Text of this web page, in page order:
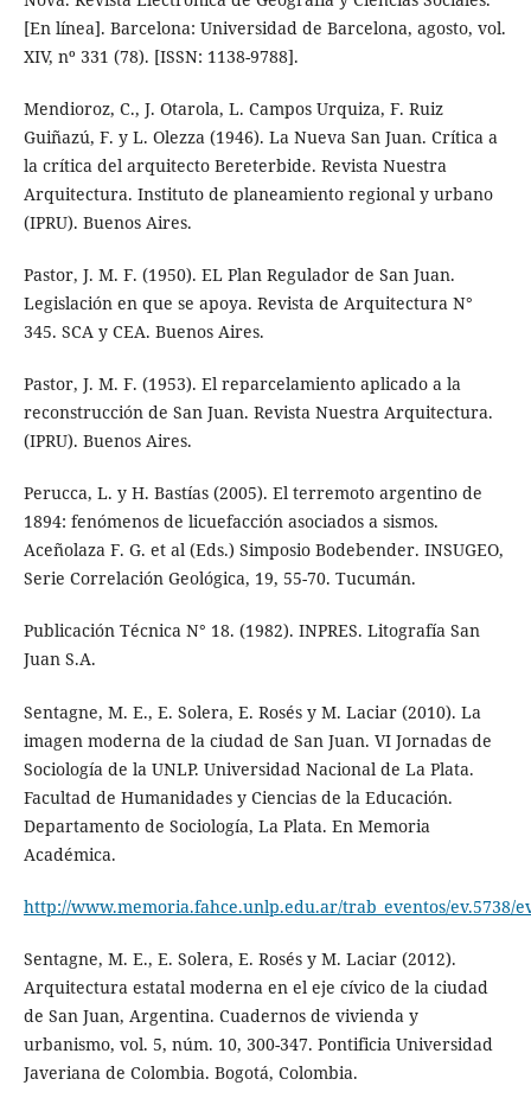
[En línea]. Barcelona: Universidad de Barcelona, agosto, vol.
XIV, nº 331 (78). [ISSN: 1138-9788].
Mendioroz, C., J. Otarola, L. Campos Urquiza, F. Ruiz
Guiñazú, F. y L. Olezza (1946). La Nueva San Juan. Crítica a
la crítica del arquitecto Bereterbide. Revista Nuestra
Arquitectura. Instituto de planeamiento regional y urbano
(IPRU). Buenos Aires.
Pastor, J. M. F. (1950). EL Plan Regulador de San Juan.
Legislación en que se apoya. Revista de Arquitectura N°
345. SCA y CEA. Buenos Aires.
Pastor, J. M. F. (1953). El reparcelamiento aplicado a la
reconstrucción de San Juan. Revista Nuestra Arquitectura.
(IPRU). Buenos Aires.
Perucca, L. y H. Bastías (2005). El terremoto argentino de
1894: fenómenos de licuefacción asociados a sismos.
Aceñolaza F. G. et al (Eds.) Simposio Bodebender. INSUGEO,
Serie Correlación Geológica, 19, 55-70. Tucumán.
Publicación Técnica N° 18. (1982). INPRES. Litografía San
Juan S.A.
Sentagne, M. E., E. Solera, E. Rosés y M. Laciar (2010). La
imagen moderna de la ciudad de San Juan. VI Jornadas de
Sociología de la UNLP. Universidad Nacional de La Plata.
Facultad de Humanidades y Ciencias de la Educación.
Departamento de Sociología, La Plata. En Memoria
Académica.
http://www.memoria.fahce.unlp.edu.ar/trab_eventos/ev.5738/
Sentagne, M. E., E. Solera, E. Rosés y M. Laciar (2012).
Arquitectura estatal moderna en el eje cívico de la ciudad
de San Juan, Argentina. Cuadernos de vivienda y
urbanismo, vol. 5, núm. 10, 300-347. Pontificia Universidad
Javeriana de Colombia. Bogotá, Colombia.